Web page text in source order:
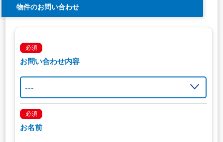
物件のお問い合わせ
必須
お問い合わせ内容
必須
お名前